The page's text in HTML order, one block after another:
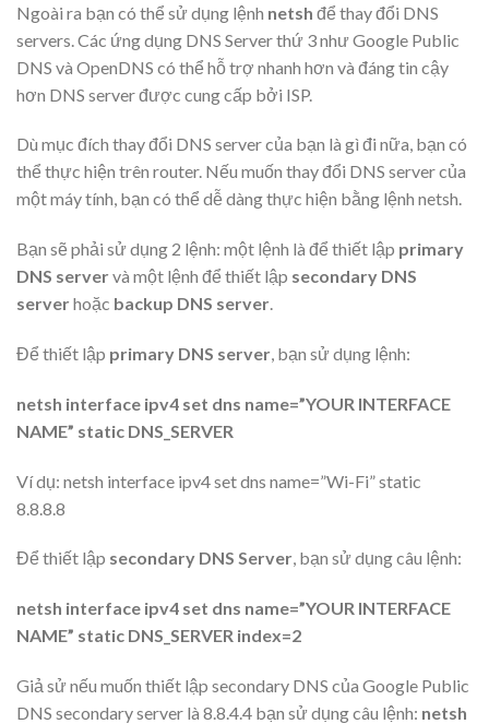
Ngoài ra bạn có thể sử dụng lệnh netsh để thay đổi DNS
servers. Các ứng dụng DNS Server thứ 3 như Google Public
DNS và OpenDNS có thể hỗ trợ nhanh hơn và đáng tin cậy
hơn DNS server được cung cấp bởi ISP.
Dù mục đích thay đổi DNS server của bạn là gì đi nữa, bạn có
thể thực hiện trên router. Nếu muốn thay đổi DNS server của
một máy tính, bạn có thể dễ dàng thực hiện bằng lệnh netsh.
Bạn sẽ phải sử dụng 2 lệnh: một lệnh là để thiết lập primary
DNS servervà một lệnh để thiết lập secondary DNS
serverhoặc backup DNS server.
Để thiết lập primary DNS server, bạn sử dụng lệnh:
netsh interface ipv4 set dns name=”YOUR INTERFACE
NAME” static DNS_SERVER
Ví dụ: netsh interface ipv4 set dns name=”Wi-Fi” static
8.8.8.8
Để thiết lập secondary DNS Server, bạn sử dụng câu lệnh:
netsh interface ipv4 set dns name=”YOUR INTERFACE
NAME” static DNS_SERVER index=2
Giả sử nếu muốn thiết lập secondary DNS của Google Public
DNS secondary server là 8.8.4.4 bạn sử dụng câu lệnh: netsh